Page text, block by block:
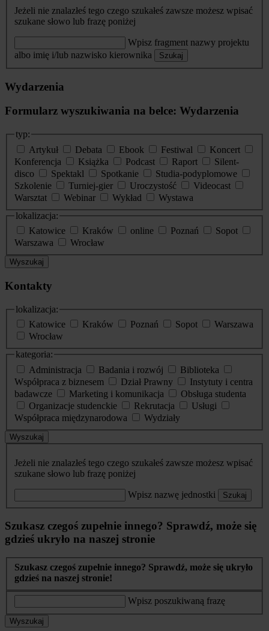
Jeżeli nie znalazłeś tego czego szukałeś zawsze możesz wpisać
szukane słowo lub frazę poniżej
Wpisz fragment nazwy projektu
albo imię i/lub nazwisko kierownika
Szukaj
Wydarzenia
Formularz wyszukiwania na belce: Wydarzenia
typ:
Artykuł
Debata Ebook Festiwal
Koncert
Konferencja
Książka Podcast Raport
Silent-
disco
Spektakl Spotkanie
Studia-podyplomowe
Szkolenie
Turniej-gier Uroczystość
Videocast
Warsztat
Webinar Wykład
Wystawa
lokalizacja:
Katowice
Kraków online Poznań
Sopot
Warszawa
Wrocław
Wyszukaj
Kontakty
lokalizacja:
Katowice
Kraków Poznań Sopot
Warszawa
Wrocław
kategoria:
Administracja
Badania i rozwój
Biblioteka
Współpraca z biznesem
Dział Prawny
Instytuty i centra
badawcze
Marketing i komunikacja
Obsługa studenta
Organizacje studenckie
Rekrutacja
Usługi
Współpraca międzynarodowa
Wydziały
Wyszukaj
Jeżeli nie znalazłeś tego czego szukałeś zawsze możesz wpisać
szukane słowo lub frazę poniżej
Wpisz nazwę jednostki Szukaj
Szukasz czegoś zupełnie innego? Sprawdź, może się
gdzieś ukryło na naszej stronie
Szukasz czegoś zupełnie innego? Sprawdź, może się ukryło
gdzieś na naszej stronie!
Wpisz poszukiwaną frazę
Wyszukaj